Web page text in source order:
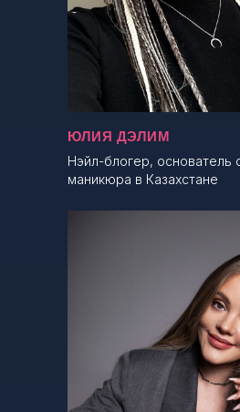
ЮЛИЯ ДЭЛИМ
Нэйл-блогер, основатель
маникюра в Казахстане